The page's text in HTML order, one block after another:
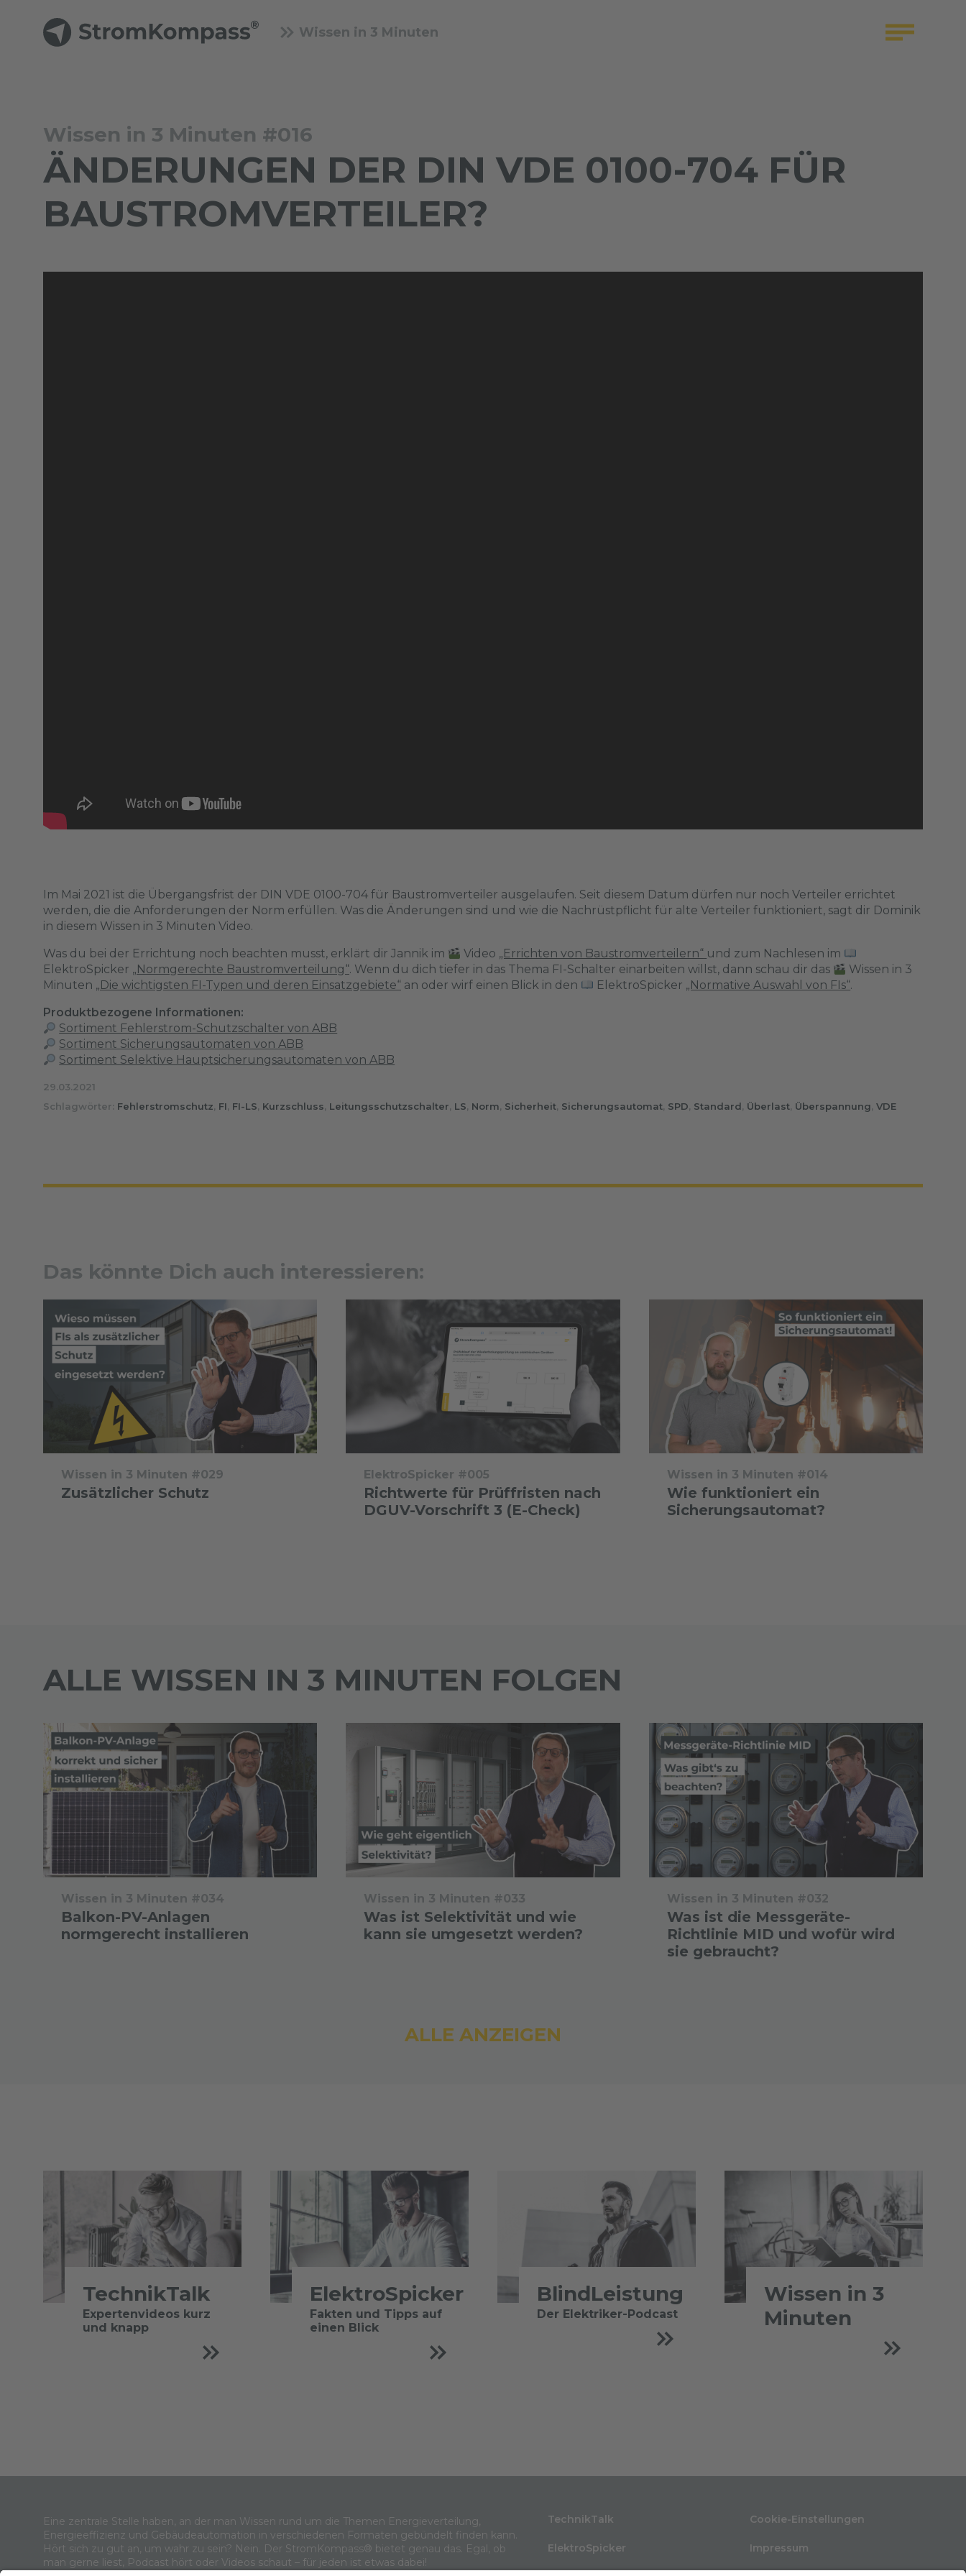
Wissen in 3 Minuten
Wissen in 3 Minuten #016
ÄNDERUNGEN DER DIN VDE 0100-704 FÜR
BAUSTROMVERTEILER?
Im Mai 2021 ist die Übergangsfrist der DIN VDE 0100-704 für Baustromverteiler ausgelaufen. Seit diesem Datum dürfen nur noch Verteiler errichtet
werden, die die Anforderungen der Norm erfüllen. Was die Änderungen sind und wie die Nachrüstpflicht für alte Verteiler funktioniert, sagt dir Dominik
in diesem Wissen in 3 Minuten Video.
Was du bei der Errichtung noch beachten musst, erklärt dir Jannik im
Video „Errichten von Baustromverteilern“ und zum Nachlesen im
ElektroSpicker „Normgerechte Baustromverteilung“. Wenn du dich tiefer in das Thema FI-Schalter einarbeiten willst, dann schau dir das
Wissen in 3
Minuten „Die wichtigsten FI-Typen und deren Einsatzgebiete“ an oder wirf einen Blick in den ElektroSpicker „Normative Auswahl von FIs“.
Produktbezogene Informationen:
Sortiment Fehlerstrom-Schutzschalter von ABB
Sortiment Sicherungsautomaten von ABB
Sortiment Selektive Hauptsicherungsautomaten von ABB
29.03.2021
Schlagwörter: Fehlerstromschutz, FI, FI-LS, Kurzschluss, Leitungsschutzschalter, LS, Norm, Sicherheit, Sicherungsautomat, SPD, Standard, Überlast, Überspannung, VDE
Das könnte Dich auch interessieren:
Wissen in 3 Minuten #029
Zusätzlicher Schutz
ElektroSpicker #005
Richtwerte für Prüffristen nach
DGUV-Vorschrift 3 (E-Check)
Wissen in 3 Minuten #014
Wie funktioniert ein
Sicherungsautomat?
ALLE WISSEN IN 3 MINUTEN FOLGEN
Wissen in 3 Minuten #034
Balkon-PV-Anlagen
normgerecht installieren
Wissen in 3 Minuten #033
Was ist Selektivität und wie
kann sie umgesetzt werden?
Wissen in 3 Minuten #032
Was ist die Messgeräte-
Richtlinie MID und wofür wird
sie gebraucht?
ALLE ANZEIGEN
TechnikTalk
Expertenvideos kurz
und knapp
ElektroSpicker
Fakten und Tipps auf
einen Blick
BlindLeistung
Der Elektriker-Podcast
Wissen in 3
Minuten
Eine zentrale Stelle haben, an der man Wissen rund um die Themen Energieverteilung,
Energieeffizienz und Gebäudeautomation in verschiedenen Formaten gebündelt finden kann.
Hört sich zu gut an, um wahr zu sein? Nein. Der StromKompass® bietet genau das. Egal, ob
man gerne liest, Podcast hört oder Videos schaut – für jeden ist etwas dabei!
TechnikTalk
ElektroSpicker
Cookie-Einstellungen
Impressum